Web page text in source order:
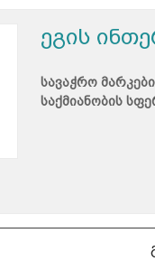
ეგის
სავაჭრო
საქმიანობის